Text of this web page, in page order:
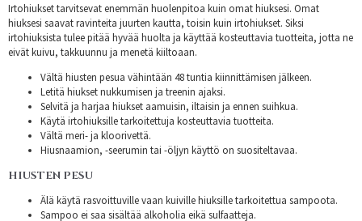
Irtohiukset tarvitsevat enemmän huolenpitoa kuin omat hiuksesi. Omat
hiuksesi saavat ravinteita juurten kautta, toisin kuin irtohiukset. Siksi
irtohiuksista tulee pitää hyvää huolta ja käyttää kosteuttavia tuotteita, jotta ne
eivät kuivu, takkuunnu ja menetä kiiltoaan.
Vältä hiusten pesua vähintään 48 tuntia kiinnittämisen jälkeen.
Letitä hiukset nukkumisen ja treenin ajaksi.
Selvitä ja harjaa hiukset aamuisin, iltaisin ja ennen suihkua.
Käytä irtohiuksille tarkoitettuja kosteuttavia tuotteita.
Vältä meri- ja kloorivettä.
Hiusnaamion, -seerumin tai -öljyn käyttö on suositeltavaa.
HIUSTEN PESU
Älä käytä rasvoittuville vaan kuiville hiuksille tarkoitettua sampoota.
Sampoo ei saa sisältää alkoholia eikä sulfaatteja.